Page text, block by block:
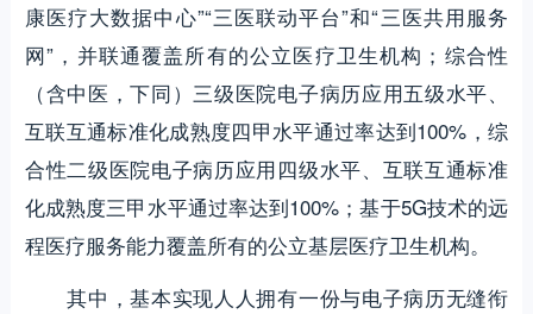
康医疗大数据中心”“三医联动平台”和“三医共用服务
网”，并联通覆盖所有的公立医疗卫生机构；综合性
（含中医，下同）三级医院电子病历应用五级水平、
互联互通标准化成熟度四甲水平通过率达到100%，综
合性二级医院电子病历应用四级水平、互联互通标准
化成熟度三甲水平通过率达到100%；基于5G技术的远
程医疗服务能力覆盖所有的公立基层医疗卫生机构。
其中，基本实现人人拥有一份与电子病历无缝衔